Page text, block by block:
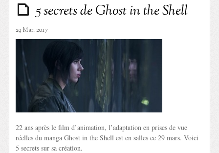
5 secrets de Ghost in the Shell
29 Mar. 2017
22 ans après le film d’animation, l’adaptation en prises de vue
réelles du manga Ghost in the Shell est en salles ce 29 mars. Voici
5 secrets sur sa création.